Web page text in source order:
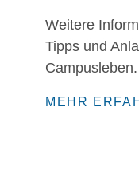
Weitere
Tipps und
Campusleben.
MEHR